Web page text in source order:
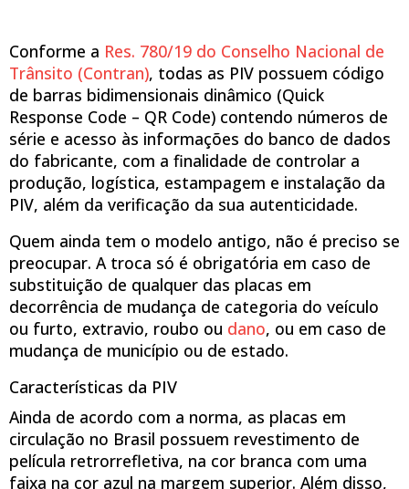
Conforme a Res. 780/19 do Conselho Nacional de
Trânsito (Contran), todas as PIV possuem código
de barras bidimensionais dinâmico (Quick
Response Code – QR Code) contendo números de
série e acesso às informações do banco de dados
do fabricante, com a finalidade de controlar a
produção, logística, estampagem e instalação da
PIV, além da verificação da sua autenticidade.
Quem ainda tem o modelo antigo, não é preciso se
preocupar. A troca só é obrigatória em caso de
substituição de qualquer das placas em
decorrência de mudança de categoria do veículo
ou furto, extravio, roubo ou dano, ou em caso de
mudança de município ou de estado.
Características da PIV
Ainda de acordo com a norma, as placas em
circulação no Brasil possuem revestimento de
película retrorrefletiva, na cor branca com uma
faixa na cor azul na margem superior. Além disso,